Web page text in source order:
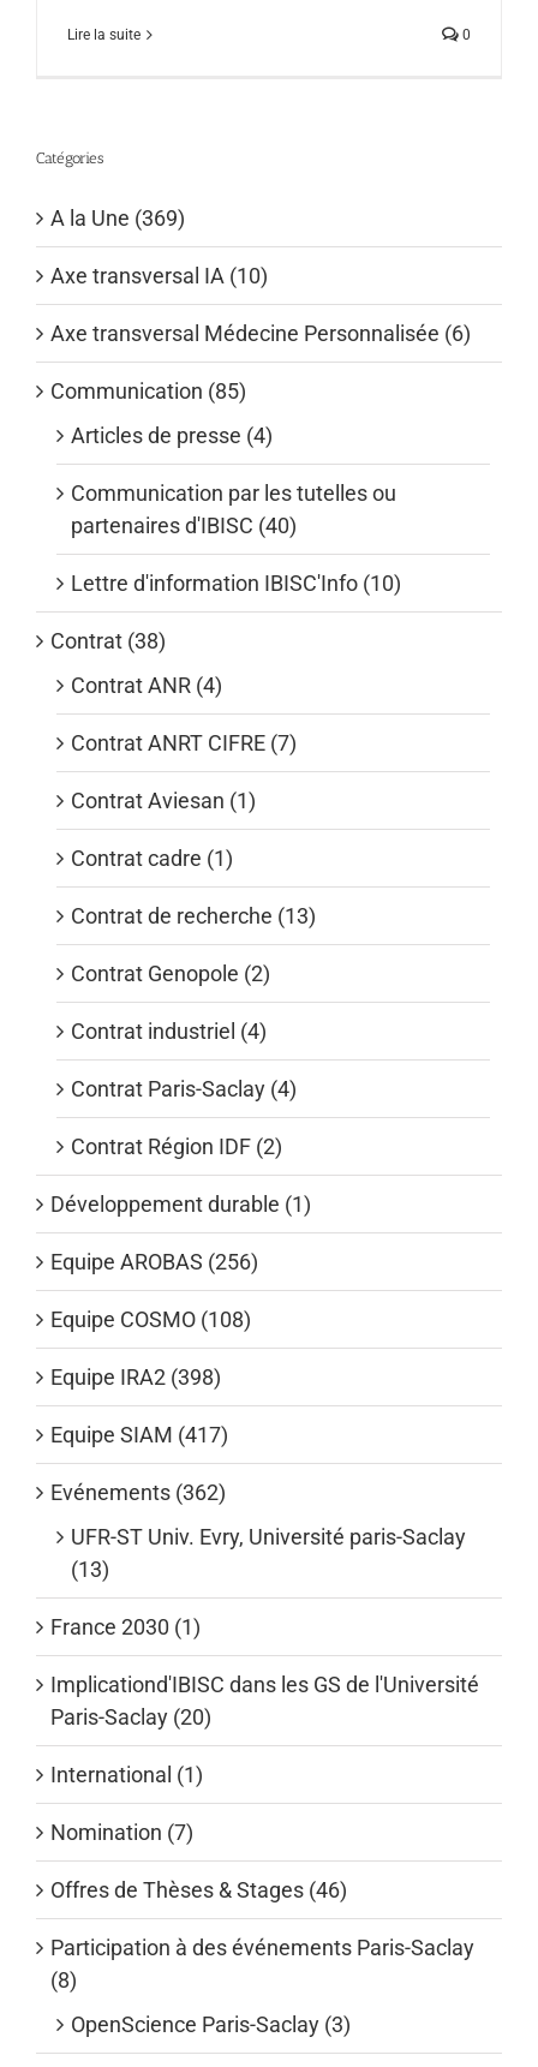
Lire la suite 0
Catégories
A la Une (369)
Axe transversal IA (10)
Axe transversal Médecine Personnalisée (6)
Communication (85)
Articles de presse (4)
Communication par les tutelles ou
partenaires d'IBISC (40)
Lettre d'information IBISC'Info (10)
Contrat (38)
Contrat ANR (4)
Contrat ANRT CIFRE (7)
Contrat Aviesan (1)
Contrat cadre (1)
Contrat de recherche (13)
Contrat Genopole (2)
Contrat industriel (4)
Contrat Paris-Saclay (4)
Contrat Région IDF (2)
Développement durable (1)
Equipe AROBAS (256)
Equipe COSMO (108)
Equipe IRA2 (398)
Equipe SIAM (417)
Evénements (362)
UFR-ST Univ. Evry, Université paris-Saclay
(13)
France 2030 (1)
Implicationd'IBISC dans les GS de l'Université
Paris-Saclay (20)
International (1)
Nomination (7)
Offres de Thèses & Stages (46)
Participation à des événements Paris-Saclay
(8)
OpenScience Paris-Saclay (3)